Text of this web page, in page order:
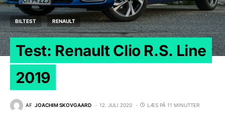
BILTEST RENAULT
Test: Renault Clio R.S. Line
2019
AF JOACHIM SKOVGAARD 12. JULI 2020 LÆS PÅ 11 MINUTTER